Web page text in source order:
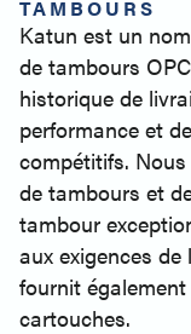
TAMBOURS
Katun est un
de tambours
historique de
performance et
compétitifs.
de tambours et
tambour
aux exigences
fournit
cartouches.